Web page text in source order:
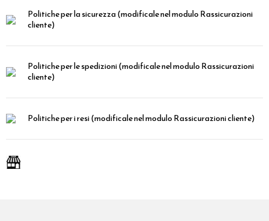
Politiche per la sicurezza(modificale nel modulo Rassicurazioni
cliente)
Politiche per le spedizioni(modificale nel modulo Rassicurazioni
cliente)
Politiche per i resi(modificale nel modulo Rassicurazioni cliente)